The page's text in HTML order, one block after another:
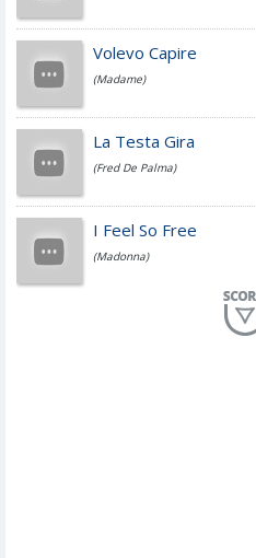
Jovanotti
Fedez
Simone Cristicchi
Volevo Capire
(Madame)
La Testa Gira
(Fred De Palma)
I Feel So Free
(Madonna)